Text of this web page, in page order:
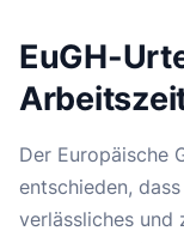
EuGH-
Der Europäische
entschieden,
verlässliches und